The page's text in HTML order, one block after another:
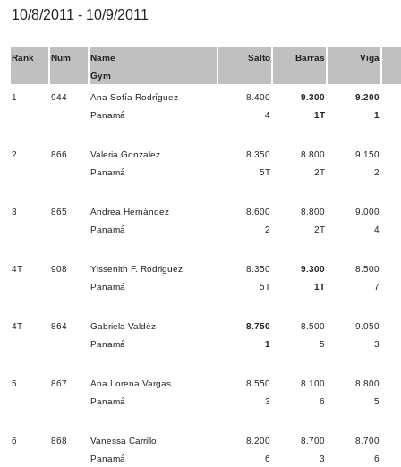
10/8/2011 - 10/9/2011
Rank Num
Name
Gym
Salto Barras Viga
1 944
Ana Sofía Rodríguez
Panamá
8.400
4
9.300
1T
9.200
1
2 866
Valeria Gonzalez
Panamá
8.350
5T
8.800
2T
9.150
2
3 865
Andrea Hernández
Panamá
8.600
2
8.800
2T
9.000
4
4T 908
Yissenith F. Rodriguez
Panamá
8.350
5T
9.300
1T
8.500
7
4T 864
Gabriela Valdéz
Panamá
8.750
1
8.500
5
9.050
3
5 867
Ana Lorena Vargas
Panamá
8.550
3
8.100
6
8.800
5
6 868
Vanessa Carrillo
Panamá
8.200
6
8.700
3
8.700
6